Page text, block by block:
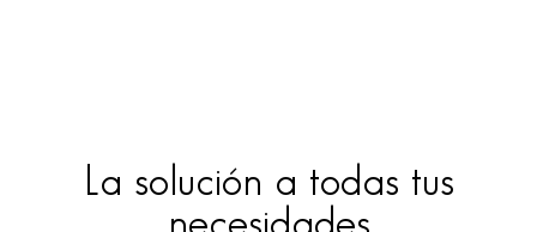
La solución a todas tus